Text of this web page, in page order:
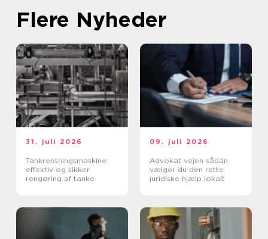
Flere Nyheder
31. juli 2026
Tankrensningsmaskine:
effektiv og sikker
rengøring af tanke
09. juli 2026
Advokat vejen sådan
vælger du den rette
juridiske hjælp lokalt